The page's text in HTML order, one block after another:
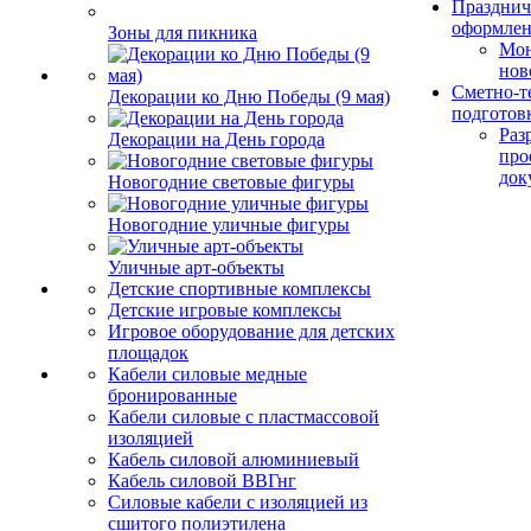
Зоны для пикника
Декорации ко Дню Победы (9 мая)
Декорации на День города
Новогодние световые фигуры
Новогодние уличные фигуры
Уличные арт-объекты
Детские спортивные комплексы
Детские игровые комплексы
Игровое оборудование для детских
площадок
Кабели силовые медные
бронированные
Кабели силовые с пластмассовой
изоляцией
Кабель силовой алюминиевый
Кабель силовой ВВГнг
Силовые кабели с изоляцией из
сшитого полиэтилена
Сметно-